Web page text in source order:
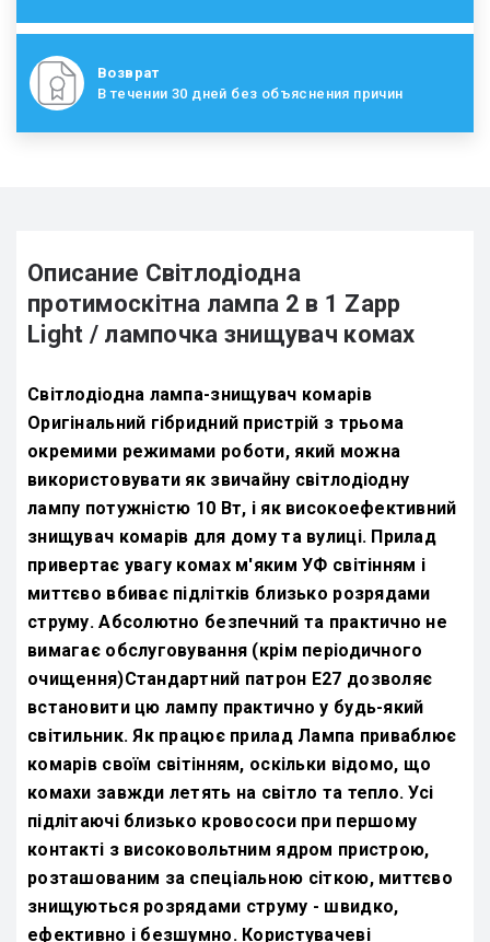
Возврат
В течении 30 дней без объяснения причин
Описание Світлодіодна
протимоскітна лампа 2 в 1 Zapp
Light / лампочка знищувач комах
Світлодіодна лампа-знищувач комарів
Оригінальний гібридний пристрій з трьома
окремими режимами роботи, який можна
використовувати як звичайну світлодіодну
лампу потужністю 10 Вт, і як високоефективний
знищувач комарів для дому та вулиці. Прилад
привертає увагу комах м'яким УФ світінням і
миттєво вбиває підлітків близько розрядами
струму. Абсолютно безпечний та практично не
вимагає обслуговування (крім періодичного
очищення)Стандартний патрон Е27 дозволяє
встановити цю лампу практично у будь-який
світильник. Як працює прилад Лампа приваблює
комарів своїм світінням, оскільки відомо, що
комахи завжди летять на світло та тепло. Усі
підлітаючі близько кровососи при першому
контакті з високовольтним ядром пристрою,
розташованим за спеціальною сіткою, миттєво
знищуються розрядами струму - швидко,
ефективно і безшумно. Користувачеві